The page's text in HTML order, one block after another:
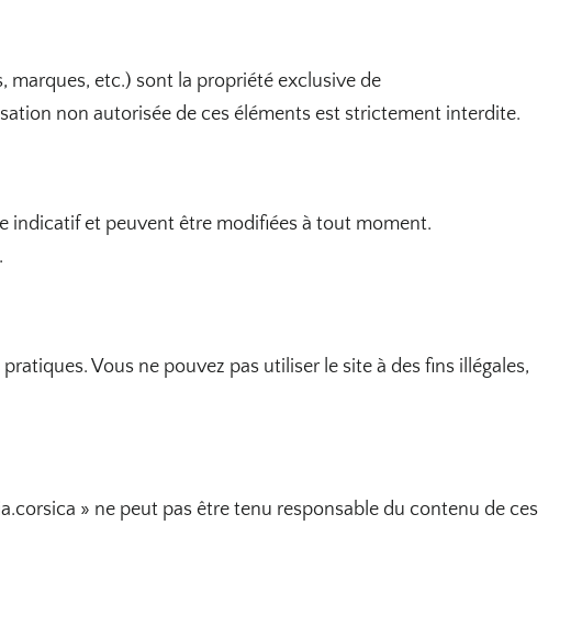
marques, etc.) sont la propriété exclusive de
non autorisée de ces éléments est strictement interdite.
indicatif et peuvent être modifiées à tout moment.
Vous ne pouvez pas utiliser le site à des fins illégales,
» ne peut pas être tenu responsable du contenu de ces